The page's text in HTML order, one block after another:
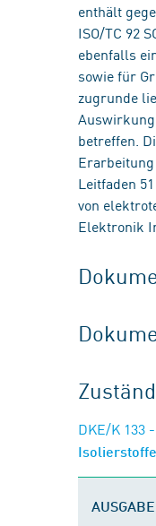
enthält
ISO/TC 92
ebenfalls
sowie für
zugrunde
betreffen.
Leitfaden
von
Elektronik
DKE/K 133
AUSGABE